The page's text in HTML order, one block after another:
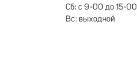
Сб: с 9-00 до 15-00
Вс: выходной